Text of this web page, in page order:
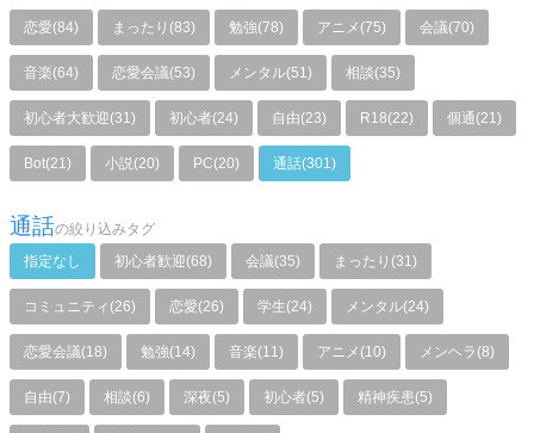
恋愛(84) まったり(83) 勉強(78) アニメ(75) 会議(70)
音楽(64) 恋愛会議(53) メンタル(51) 相談(35)
初心者大歓迎(31) 初心者(24) 自由(23) R18(22) 個通(21)
Bot(21) 小説(20) PC(20) 通話(301)
通話の絞り込みタグ
指定なし
初心者歓迎(68) 会議(35) まったり(31)
コミュニティ(26) 恋愛(26) 学生(24) メンタル(24)
恋愛会議(18) 勉強(14) 音楽(11) アニメ(10) メンヘラ(8)
自由(7) 相談(6) 深夜(5) 初心者(5) 精神疾患(5)